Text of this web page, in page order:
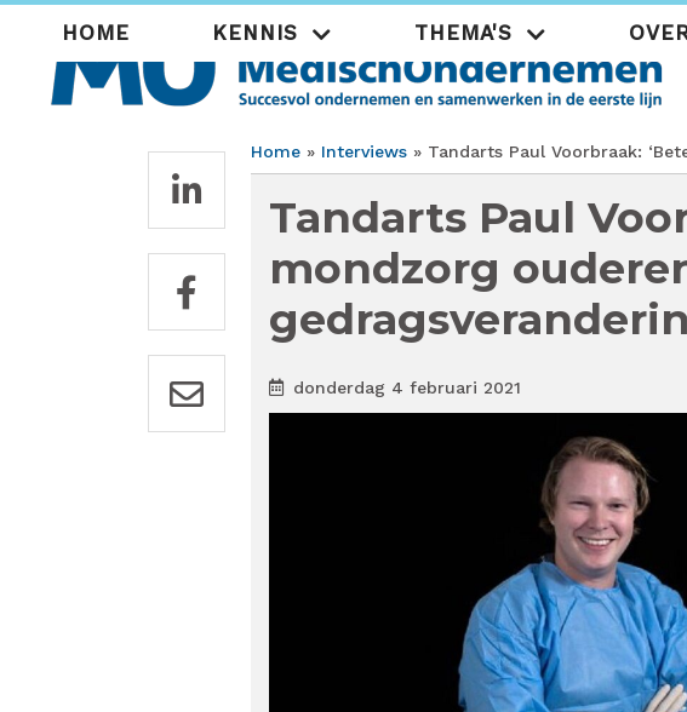
Hoofdnavigatie
HOME KENNIS THEMA'S
Home Interviews Tandarts Paul Voorbraak:
Tandarts Paul
mondzorg
donderdag 4 februari 2021